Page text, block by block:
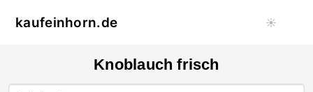
kaufeinhorn.de ☀️
Knoblauch frisch